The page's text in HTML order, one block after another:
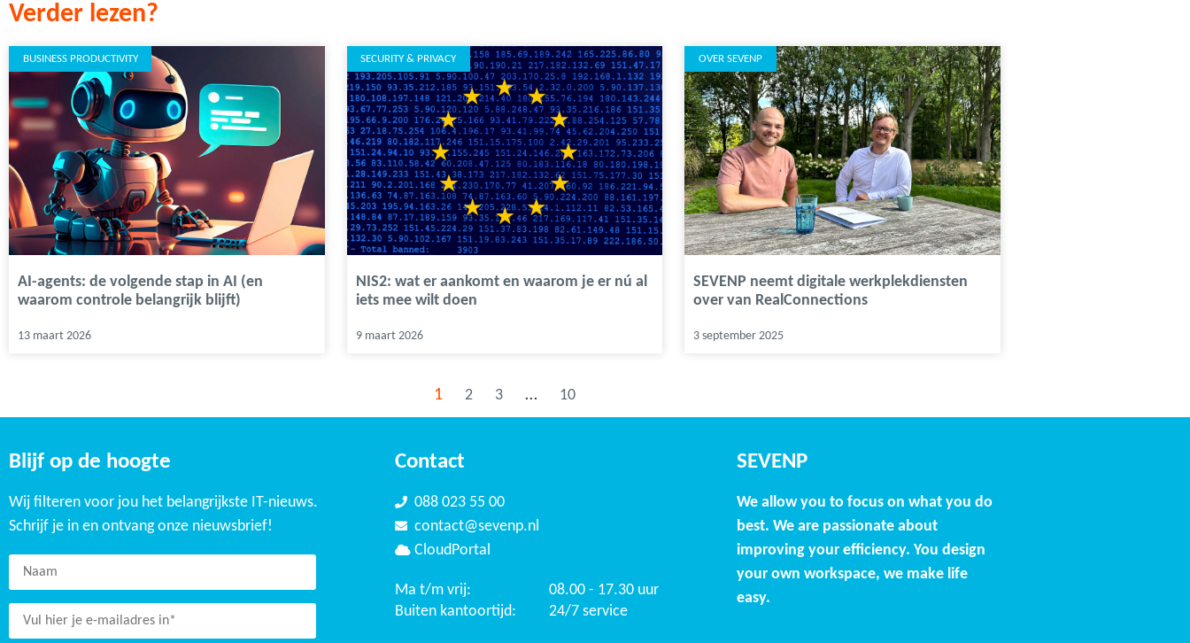
Verder lezen?
BUSINESS PRODUCTIVITY
AI-agents: de volgende stap in AI (en
waarom controle belangrijk blijft)
13 maart 2026
SECURITY & PRIVACY
NIS2: wat er aankomt en waarom je er nú al
iets mee wilt doen
9 maart 2026
OVER SEVENP
SEVENP neemt digitale werkplekdiensten
over van RealConnections
3 september 2025
1 2 3 … 10
Blijf op de hoogte
Wij filteren voor jou het belangrijkste IT-nieuws.
Schrijf je in en ontvang onze nieuwsbrief!
Contact
088 023 55 00
contact@sevenp.nl
CloudPortal
Ma t/m vrij:
08.00 - 17.30 uur
Buiten kantoortijd:
24/7 service
SEVENP
We allow you to focus on what you do
best. We are passionate about
improving your efficiency. You design
your own workspace, we make life
easy.